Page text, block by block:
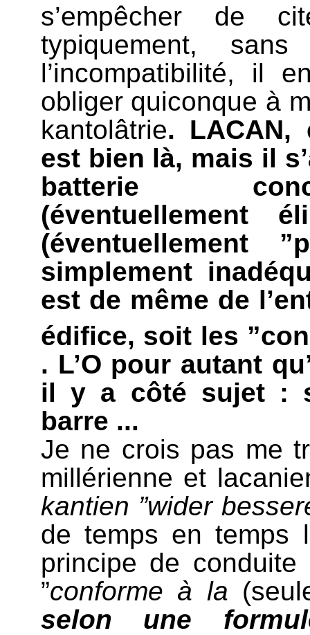
s’empêcher de
typiquement, sans
l’incompatibilité, il
obliger quiconque à
kantolâtrie. LACAN,
est bien là, mais il
batterie
(éventuellement
(éventuellement
simplement
est de même de
édifice, soit les
. L’O pour autant
il y a côté sujet :
barre ...
Je ne crois pas me
millérienne et
kantien ”wider
de temps en temps
principe de
”conforme à la
selon une